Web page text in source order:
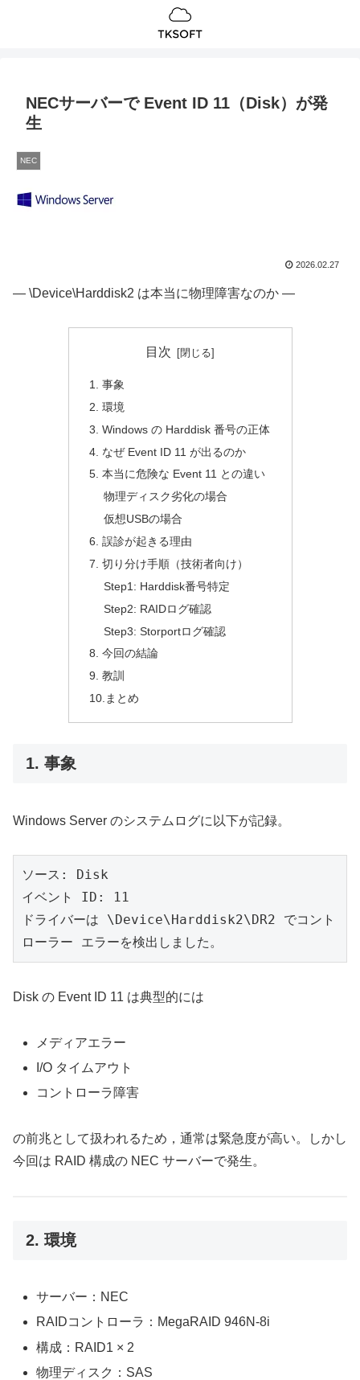
NECサーバーで Event ID 11（Disk）が発
生
NEC
2026.02.27
― \Device\Harddisk2 は本当に物理障害なのか ―
目次
1. 事象
2. 環境
3. Windows の Harddisk 番号の正体
4. なぜ Event ID 11 が出るのか
5. 本当に危険な Event 11 との違い
物理ディスク劣化の場合
仮想USBの場合
6. 誤診が起きる理由
7. 切り分け手順（技術者向け）
Step1: Harddisk番号特定
Step2: RAIDログ確認
Step3: Storportログ確認
8. 今回の結論
9. 教訓
10.まとめ
1. 事象
Windows Server のシステムログに以下が記録。
ソース: Disk
イベント ID: 11
ドライバーは \Device\Harddisk2\DR2 でコント
ローラー エラーを検出しました。
Disk の Event ID 11 は典型的には
メディアエラー
I/O タイムアウト
コントローラ障害
の前兆として扱われるため，通常は緊急度が高い。しかし
今回は RAID 構成の NEC サーバーで発生。
2. 環境
サーバー：NEC
RAIDコントローラ：MegaRAID 946N-8i
構成：RAID1 × 2
物理ディスク：SAS